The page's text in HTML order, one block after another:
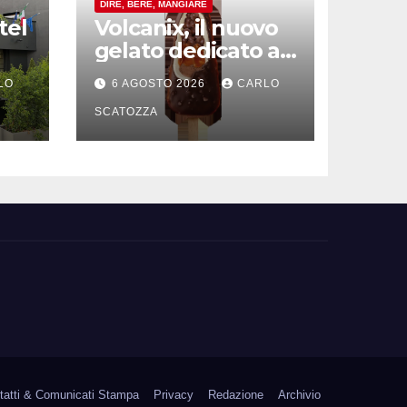
DIRE, BERE, MANGIARE
Volcanix, il nuovo
gelato dedicato al
vulcano spopola, è
nato a Caivano
6 AGOSTO 2026 CARLO
SCATOZZA
& Comunicati Stampa Privacy Redazione Archivio